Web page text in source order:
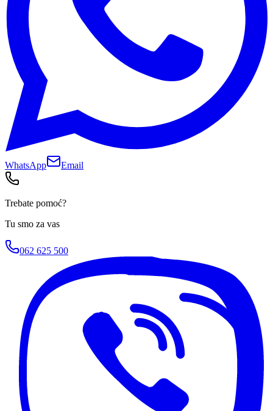
WhatsApp Email
Trebate pomoć?
Tu smo za vas
062 625 500